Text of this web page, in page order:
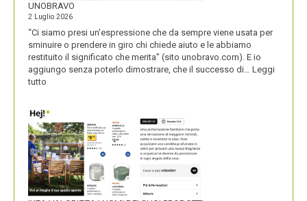
UNOBRAVO
2 Luglio 2026
“Ci siamo presi un’espressione che da sempre viene usata per
sminuire o prendere in giro chi chiede aiuto e le abbiamo
restituito il significato che merita” (sito unobravo.com). E io
aggiungo senza poterlo dimostrare, che il successo di… Leggi
tutto